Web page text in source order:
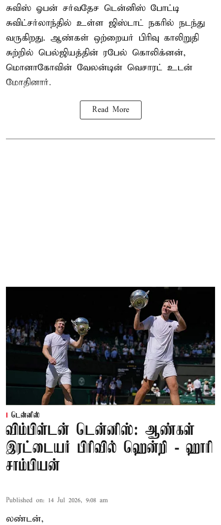
சுவிஸ் ஓபன் சர்வதேச டென்னிஸ் போட்டி
சுவிட்சர்லாந்தில் உள்ள ஜிஸ்டாட் நகரில் நடந்து
வருகிறது. ஆண்கள் ஒற்றையர் பிரிவு காலிறுதி
சுற்றில் பெல்ஜியத்தின் ரபேல் கொலிக்னன்,
மொனாகோவின் வேலன்டின் வெசாரட் உடன்
மோதினார்.
Read More
டென்னிஸ்
விம்பிள்டன் டென்னிஸ்: ஆண்கள்
இரட்டையர் பிரிவில் ஹென்றி - ஹாரி
சாம்பியன்
Published on: 14 Jul 2026, 9:08 am
லண்டன்,